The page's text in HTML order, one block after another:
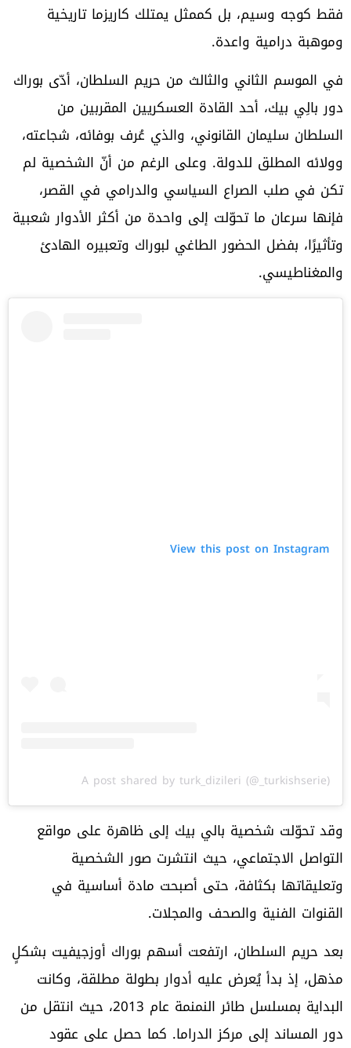
فقط كوجه وسيم، بل كممثل يمتلك كاريزما تاريخية
وموهبة درامية واعدة.
في الموسم الثاني والثالث من حريم السلطان، أدّى بوراك
دور بالِي بيك، أحد القادة العسكريين المقربين من
السلطان سليمان القانوني، والذي عُرف بوفائه، شجاعته،
وولائه المطلق للدولة. وعلى الرغم من أنّ الشخصية لم
تكن في صلب الصراع السياسي والدرامي في القصر،
فإنها سرعان ما تحوّلت إلى واحدة من أكثر الأدوار شعبية
وتأثيرًا، بفضل الحضور الطاغي لبوراك وتعبيره الهادئ
والمغناطيسي.
View this post on Instagram
A post shared by turk_dizileri (@_turkishserie)
وقد تحوّلت شخصية بالي بيك إلى ظاهرة على مواقع
التواصل الاجتماعي، حيث انتشرت صور الشخصية
وتعليقاتها بكثافة، حتى أصبحت مادة أساسية في
القنوات الفنية والصحف والمجلات.
بعد حريم السلطان، ارتفعت أسهم بوراك أوزجيفيت بشكلٍ
مذهل، إذ بدأ يُعرض عليه أدوار بطولة مطلقة، وكانت
البداية بمسلسل طائر النمنمة عام 2013، حيث انتقل من
دور المساند إلى مركز الدراما. كما حصل على عقود